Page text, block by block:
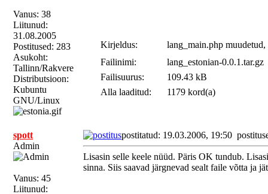
Vanus: 38
Liitunud:
31.08.2005
Postitused: 283
Asukoht:
Tallinn/Rakvere
Distributsioon:
Kubuntu
GNU/Linux
Kirjeldus:
lang_main.php
Failinimi:
lang_estonian-0.0.1.tar.gz
Failisuurus:
109.43 kB
Alla laaditud:
1179 kord(a)
spott
Admin
Vanus: 45
Liitunud:
postitatud: 19.03.2006, 19:50
Lisasin selle keele nüüd. Päris OK tundub.
sinna. Siis saavad järgnevad sealt faile võtta ja